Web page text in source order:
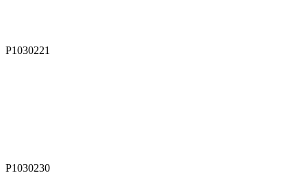
P1030221
P1030230